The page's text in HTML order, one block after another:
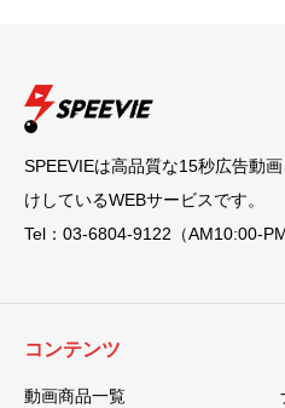
SPEEVIEは高品質な15秒広告動
けしているWEBサービスです。
Tel：03-6804-9122（AM10:00-
コンテンツ
動画商品一覧